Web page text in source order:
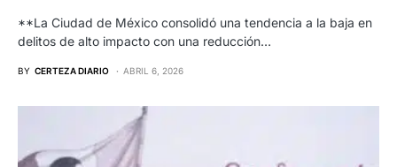
**La Ciudad de México consolidó una tendencia a la baja en
delitos de alto impacto con una reducción…
BY CERTEZA DIARIO ABRIL 6, 2026